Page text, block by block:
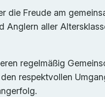
Freude am
aller
regelmäßig
respektvollen